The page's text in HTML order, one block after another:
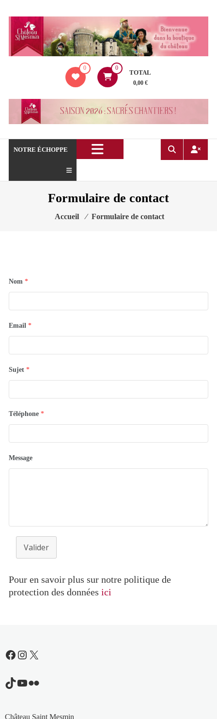
contenu
de
Mesmin
0 0
TOTAL
0,00 €
NOTRE ÉCHOPPE
Formulaire de contact
Accueil ⁄ Formulaire de contact
Nom *
Email *
Sujet *
Téléphone *
Message
Valider
Pour en savoir plus sur notre politique de
protection des données ici
Facebook
Instagram
X
TikTok
YouTube
Flickr
Château Saint Mesmin